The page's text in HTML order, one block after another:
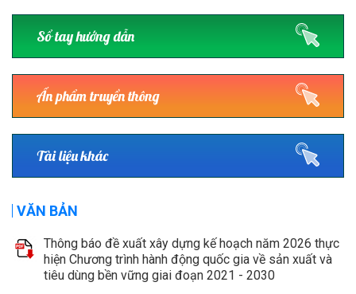
Sổ tay hướng dẫn
Ấn phẩm truyền thông
Tài liệu khác
VĂN BẢN
Thông báo đề xuất xây dựng kế hoạch năm 2026 thực
hiện Chương trình hành động quốc gia về sản xuất và
tiêu dùng bền vững giai đoạn 2021 - 2030